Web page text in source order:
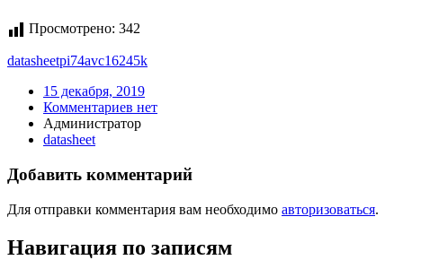
Просмотрено: 342
datasheetpi74avc16245k
15 декабря, 2019
Комментариев нет
Администратор
datasheet
Добавить комментарий
Для отправки комментария вам необходимо авторизоваться.
Навигация по записям